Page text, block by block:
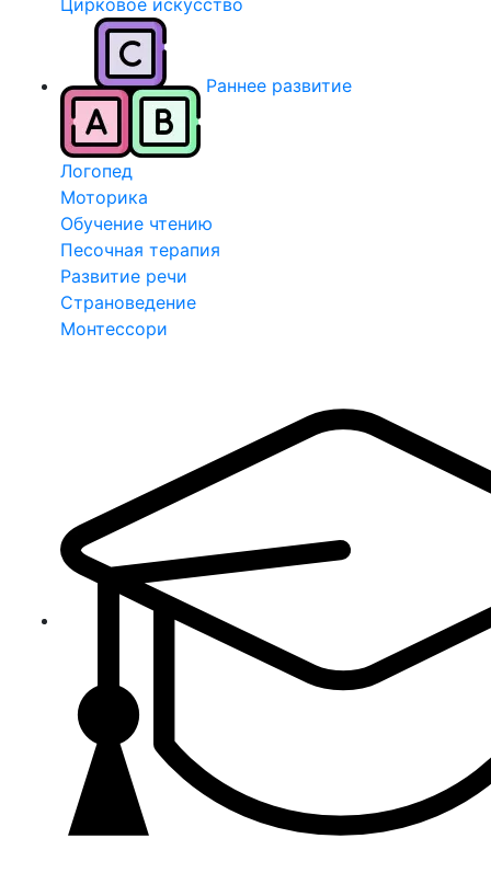
Цирковое искусство
Раннее развитие
Логопед
Моторика
Обучение чтению
Песочная терапия
Развитие речи
Страноведение
Монтессори